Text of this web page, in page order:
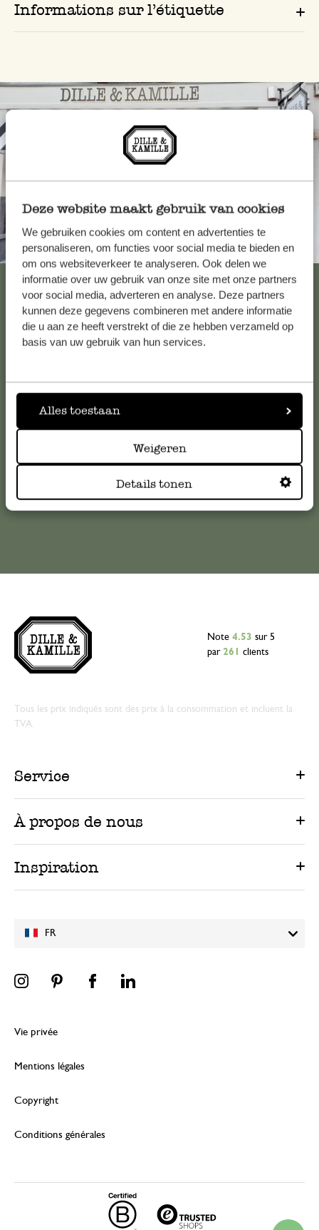
Deze website maakt gebruik van cookies
We gebruiken cookies om content en advertenties te
personaliseren, om functies voor social media te bieden en
om ons websiteverkeer te analyseren. Ook delen we
informatie over uw gebruik van onze site met onze partners
voor social media, adverteren en analyse. Deze partners
kunnen deze gegevens combineren met andere informatie
die u aan ze heeft verstrekt of die ze hebben verzameld op
basis van uw gebruik van hun services.
Alles toestaan
Weigeren
Details tonen
Informations sur l’étiquette
Toujours à proximité
Voir les 62 magasins
Service clientèle
veuillez contacter notre service clientèle. Ou retrouvez ici
nos réponses auxquestions les plus fréquemment posées
serviceclientele@dille-kamille.com
Service client en ligne
FR
Note 4.53 sur 5
par 261 clients
Tous les prix indiqués sont des prix à la consommation et incluent la
TVA.
Service
À propos de nous
Inspiration
Vie privée
Mentions légales
Copyright
Conditions générales